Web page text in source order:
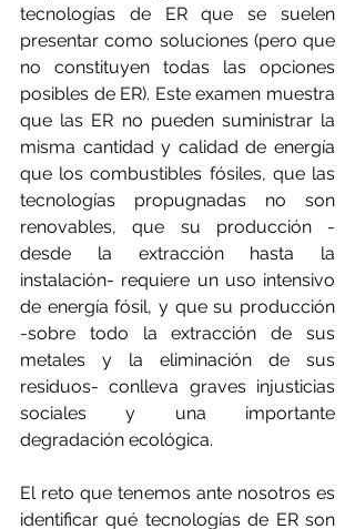
tecnologías de ER que se suelen
presentar como soluciones (pero que
no constituyen todas las opciones
posibles de ER). Este examen muestra
que las ER no pueden suministrar la
misma cantidad y calidad de energía
que los combustibles fósiles, que las
tecnologías propugnadas no son
renovables, que su producción -
desde la extracción hasta la
instalación- requiere un uso intensivo
de energía fósil, y que su producción
-sobre todo la extracción de sus
metales y la eliminación de sus
residuos- conlleva graves injusticias
sociales y una importante
degradación ecológica.
El reto que tenemos ante nosotros es
identificar qué tecnologías de ER son